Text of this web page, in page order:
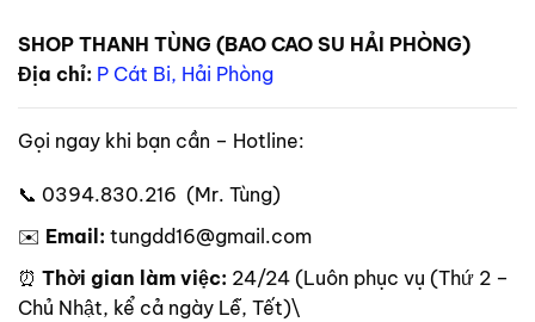
SHOP THANH TÙNG (BAO CAO SU HẢI PHÒNG)
Địa chỉ: P Cát Bi, Hải Phòng
Gọi ngay khi bạn cần – Hotline:
📞 0394.830.216 (Mr. Tùng)
✉️ Email: tungdd16@gmail.com
⏰ Thời gian làm việc: 24/24 (Luôn phục vụ (Thứ 2 –
Chủ Nhật, kể cả ngày Lễ, Tết)\